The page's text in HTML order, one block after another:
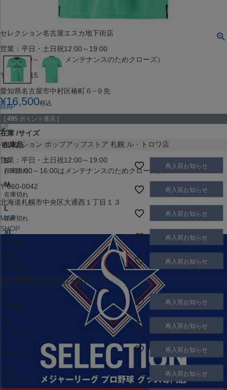
セレクション名古屋エスカ地下街店
営業：平日・土日祝12:00～19:00
（※15:00～16:00はメンテナンスのためクローズ）
〒453-0015
愛知県名古屋市中村区椿町６−９先
MAP
SHOP
セレクション ポップアップストア 札幌 ル・トロワ店
営業：平日・土日祝12:00～19:00
（※15:00～16:00はメンテナンスのためクローズ）
〒060-0042
北海道札幌市中央区大通西１丁目１３
MAP
SHOP
¥16,500税込
[ 495 ポイント進呈 ]
在庫 サイズ
在庫品
S
在庫切れ
再入荷お知らせ
M
在庫切れ
再入荷お知らせ
L
在庫切れ
再入荷お知らせ
XL
在庫切れ
再入荷お知らせ
XXL
在庫切れ
再入荷お知らせ
取り寄せ(1ヶ月から2ヶ月)
S
在庫切れ
再入荷お知らせ
M
在庫切れ
再入荷お知らせ
L
在庫切れ
再入荷お知らせ
XL
在庫切れ
再入荷お知らせ